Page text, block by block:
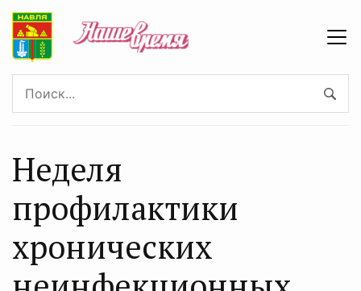
Неделя
профилактики
хронических